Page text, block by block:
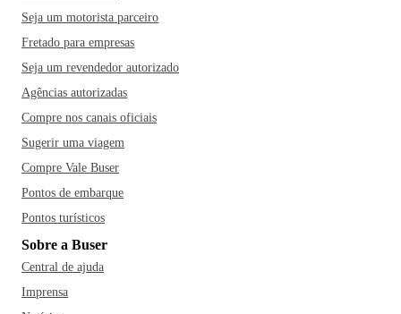
Seja um motorista parceiro
Fretado para empresas
Seja um revendedor autorizado
Agências autorizadas
Compre nos canais oficiais
Sugerir uma viagem
Compre Vale Buser
Pontos de embarque
Pontos turísticos
Sobre a Buser
Central de ajuda
Imprensa